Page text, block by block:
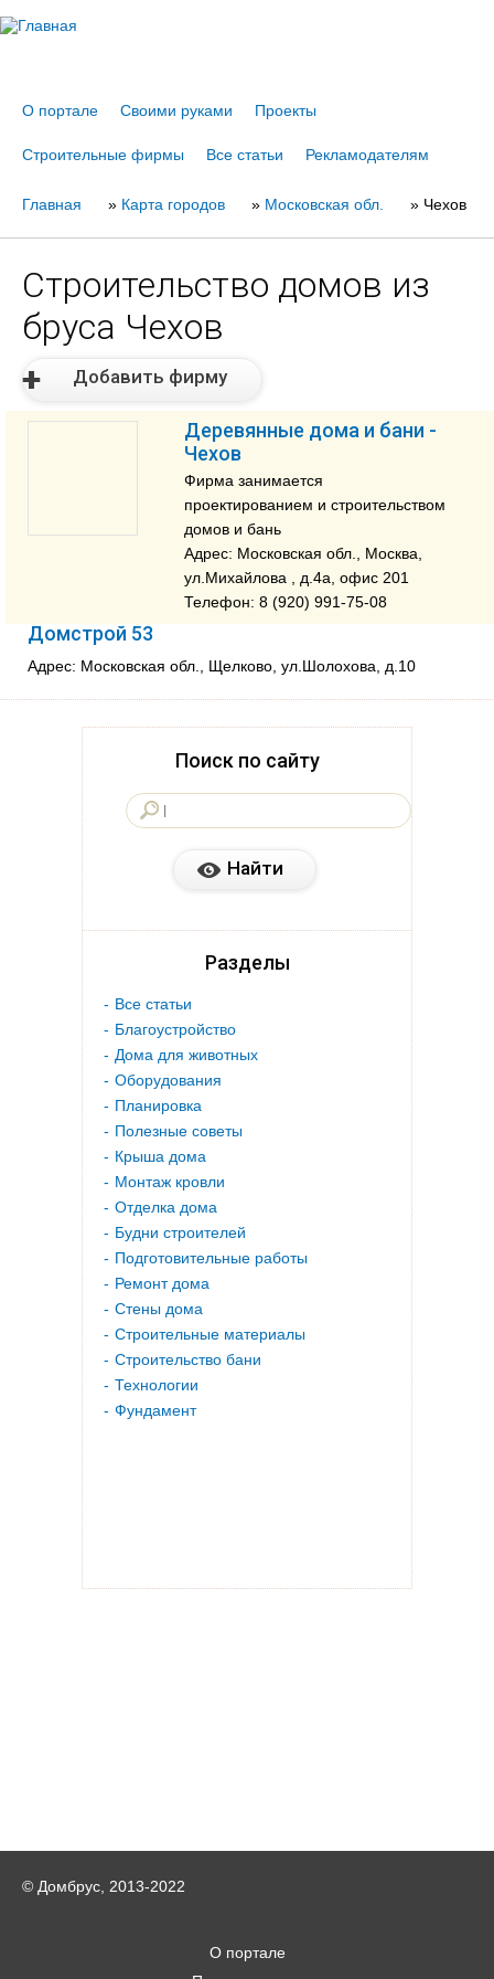
О портале Своими руками Проекты
Строительные фирмы Все статьи Рекламодателям
Вы
здесь
Главная » Карта городов » Московская обл. » Чехов
Строительство домов из
бруса Чехов
Добавить фирму
Деревянные дома и бани -
Чехов
Фирма занимается
проектированием и строительством
домов и бань
Адрес: Московская обл., Москва,
ул.Михайлова , д.4a, офис 201
Телефон: 8 (920) 991-75-08
Домстрой 53
Адрес: Московская обл., Щелково, ул.Шолохова, д.10
Поиск по сайту
Разделы
Все статьи
Благоустройство
Дома для животных
Оборудования
Планировка
Полезные советы
Крыша дома
Монтаж кровли
Отделка дома
Будни строителей
Подготовительные работы
Ремонт дома
Стены дома
Строительные материалы
Строительство бани
Технологии
Фундамент
© Домбрус, 2013-2022
О портале